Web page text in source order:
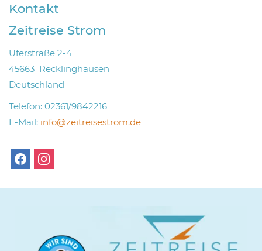
Kontakt
Zeitreise Strom
Uferstraße 2-4
45663 Recklinghausen
Deutschland
Telefon: 02361/9842216
E-Mail: info@zeitreisestrom.de